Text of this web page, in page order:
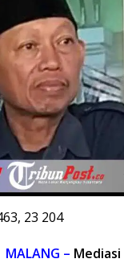
23 204
MALANG – Mediasi